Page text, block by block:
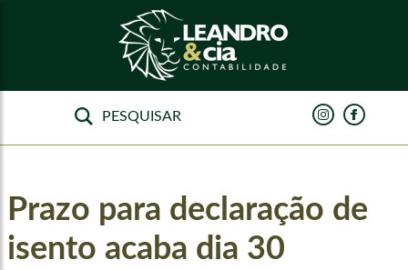
Prazo para declaração de
isento acaba dia 30